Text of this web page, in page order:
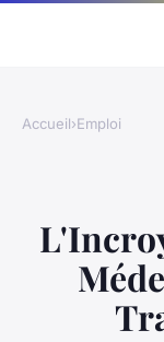
Accueil›Emploi